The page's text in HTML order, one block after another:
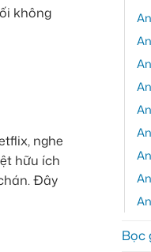
không
nghe
hữu ích
Đây
Bọc